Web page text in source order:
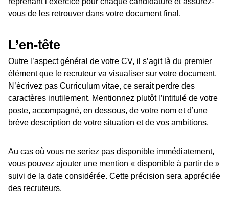
vous de les retrouver dans votre document final.
L’en-tête
Outre l’aspect général de votre CV, il s’agit là du premier
élément que le recruteur va visualiser sur votre document.
N’écrivez pas Curriculum vitae, ce serait perdre des
caractères inutilement. Mentionnez plutôt l’intitulé de votre
poste, accompagné, en dessous, de votre nom et d’une
brève description de votre situation et de vos ambitions.
Au cas où vous ne seriez pas disponible immédiatement,
vous pouvez ajouter une mention « disponible à partir de »
suivi de la date considérée. Cette précision sera appréciée
des recruteurs.